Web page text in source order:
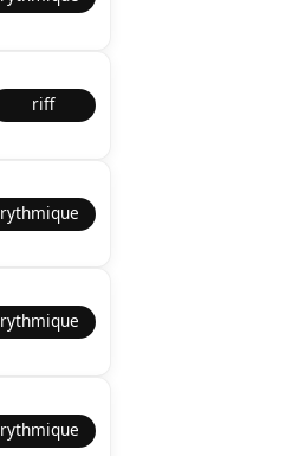
riff
rythmique
rythmique
rythmique